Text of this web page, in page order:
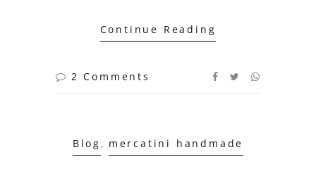
Continue Reading
2 Comments
Blog , mercatini handmade